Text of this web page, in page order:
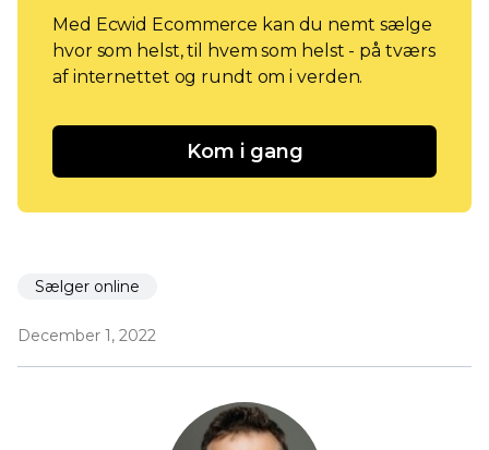
Med Ecwid Ecommerce kan du nemt sælge
hvor som helst, til hvem som helst - på tværs
af internettet og rundt om i verden.
Kom i gang
Sælger online
December 1, 2022